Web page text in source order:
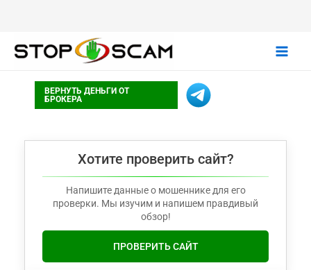
ВЕРНУТЬ ДЕНЬГИ ОТ
БРОКЕРА
Хотите проверить сайт?
Напишите данные о мошеннике для его
проверки. Мы изучим и напишем правдивый
обзор!
ПРОВЕРИТЬ САЙТ